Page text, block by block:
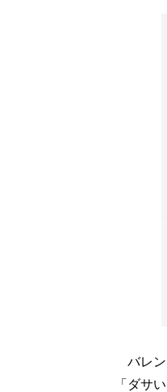
バレン
「ダサ